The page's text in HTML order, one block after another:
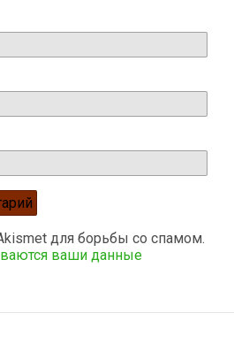
для борьбы со спамом.
ваши данные